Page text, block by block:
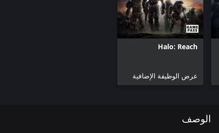
Halo: Reach
عرض الوظيفة الإضافية
الوصف